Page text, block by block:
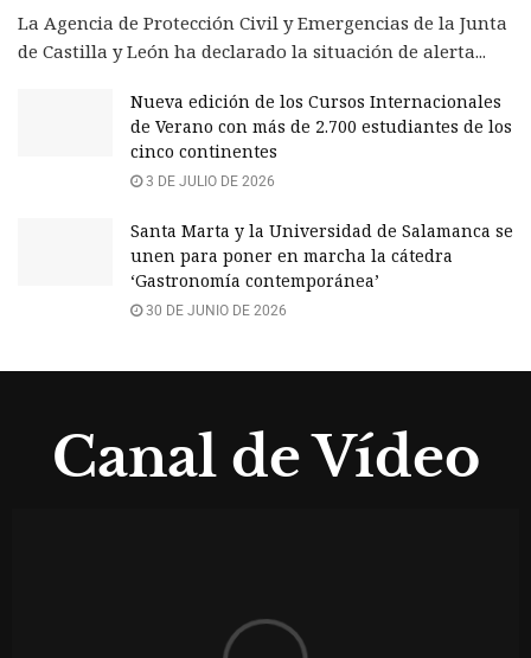
La Agencia de Protección Civil y Emergencias de la Junta
de Castilla y León ha declarado la situación de alerta...
Nueva edición de los Cursos Internacionales
de Verano con más de 2.700 estudiantes de los
cinco continentes
3 DE JULIO DE 2026
Santa Marta y la Universidad de Salamanca se
unen para poner en marcha la cátedra
‘Gastronomía contemporánea’
30 DE JUNIO DE 2026
Canal de Vídeo